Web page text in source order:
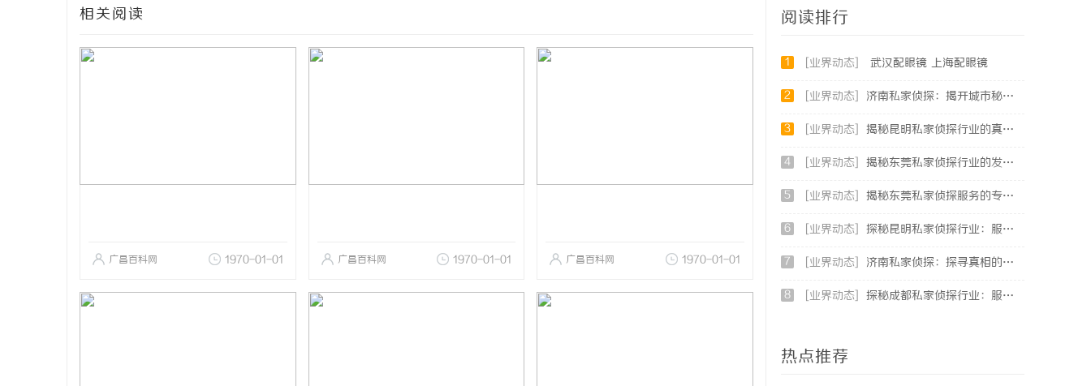
相关阅读
广昌百科网 1970-01-01 广昌百科网 1970-01-01 广昌百科网 1970-01-01
阅读排行
1 [业界动态] 武汉配眼镜 上海配眼镜
2 [业界动态] 济南私家侦探：揭开城市秘密的专业侦查服务
3 [业界动态] 揭秘昆明私家侦探行业的真实面貌与服务价值
4 [业界动态] 揭秘东莞私家侦探行业的发展与服务价值
5 [业界动态] 揭秘东莞私家侦探服务的专业性与应用领域详解
6 [业界动态] 探秘昆明私家侦探行业：服务、优势与法律守护
7 [业界动态] 济南私家侦探：探寻真相的隐秘守护者
8 [业界动态] 探秘成都私家侦探行业：服务、案例与市场现状全面解析
热点推荐